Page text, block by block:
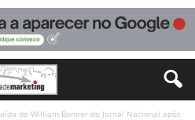
de William Bonner do Jornal Nacional após